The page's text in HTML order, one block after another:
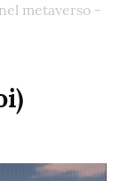
metaverso -